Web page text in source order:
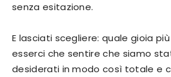
senza esitazione.
E lasciati scegliere: quale gioia
esserci che sentire che siamo
desiderati in modo così totale e